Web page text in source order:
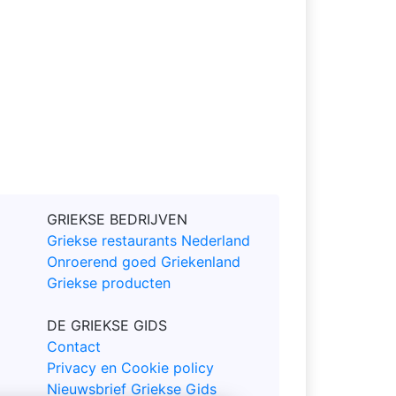
GRIEKSE BEDRIJVEN
Griekse restaurants Nederland
Onroerend goed Griekenland
Griekse producten
DE GRIEKSE GIDS
Contact
Privacy en Cookie policy
Nieuwsbrief Griekse Gids